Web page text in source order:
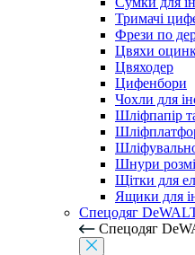
Тримачі
Фрези по
Цвяхи
Цвяходер
Цифенбори
Чохли для
Шліфпапір
Шнури
Щітки для
Ящики для
Спецодяг
Спецодяг